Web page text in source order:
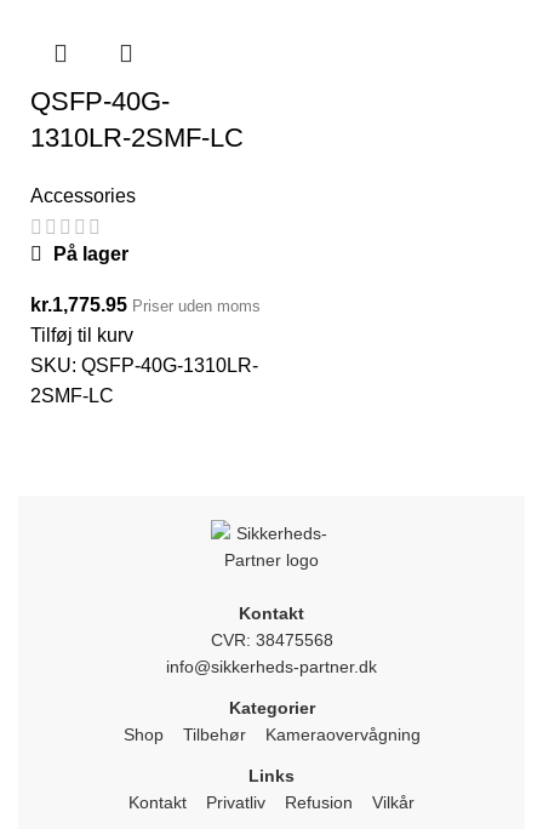
QSFP-40G-
1310LR-2SMF-LC
Accessories
På lager
kr.1,775.95 Priser uden moms
Tilføj til kurv
SKU: QSFP-40G-1310LR-
2SMF-LC
Kontakt
CVR: 38475568
info@sikkerheds-partner.dk
Kategorier
Shop
Tilbehør Kameraovervågning
Links
Kontakt
Privatliv Refusion Vilkår